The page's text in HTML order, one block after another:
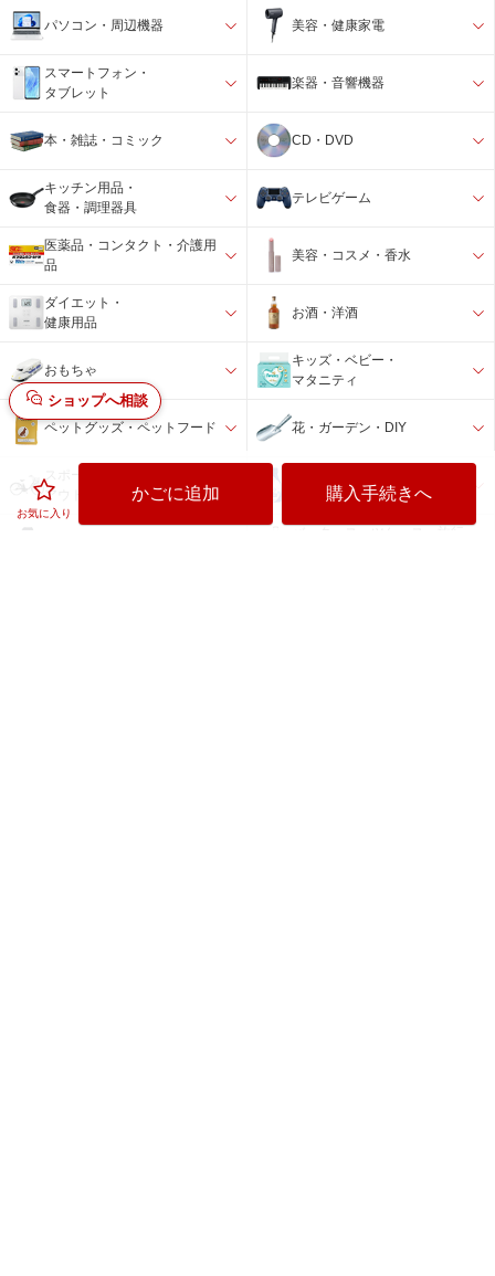
お気に入り
かごに追加 購入手続きへ
ショップへ相談
パソコン・周辺機器 美容・健康家電
スマートフォン・
タブレット
楽器・音響機器
本・雑誌・コミック CD・DVD
キッチン用品・
食器・調理器具
テレビゲーム
医薬品・コンタクト・介護用
品
美容・コスメ・香水
ダイエット・
健康用品
お酒・洋酒
おもちゃ
キッズ・ベビー・
マタニティ
ペットグッズ・ペットフード 花・ガーデン・DIY
スポーツ・
アウトドア
日用品雑貨・文房具・手芸